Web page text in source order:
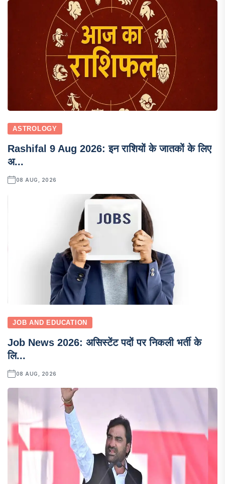
ASTROLOGY
Rashifal 9 Aug 2026: इन राशियों के जातकों के लिए
अ...
08 AUG, 2026
JOB AND EDUCATION
Job News 2026: असिस्टेंट पदों पर निकली भर्ती के
लि...
08 AUG, 2026